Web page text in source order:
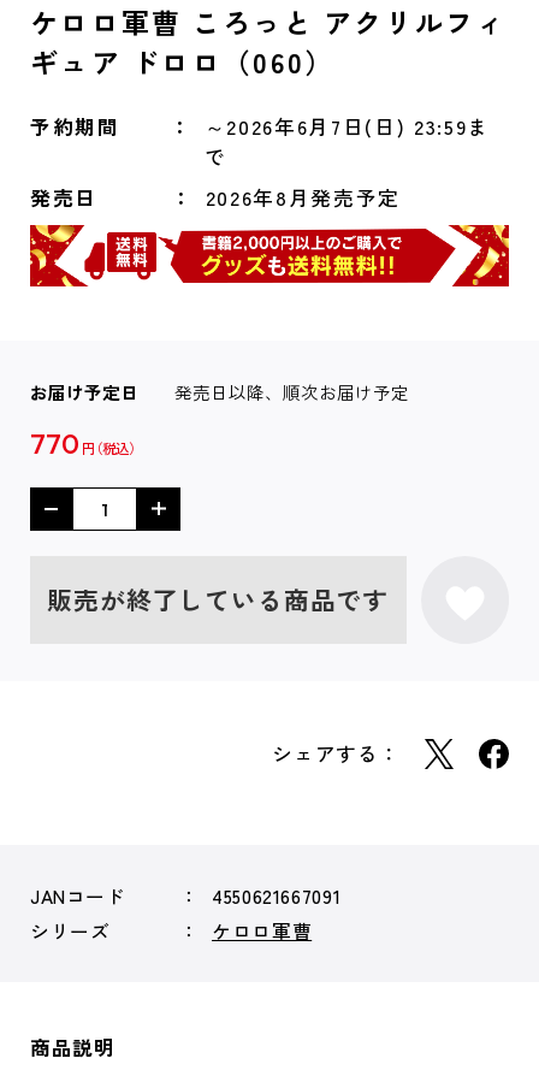
ケロロ軍曹 ころっと アクリルフィ
ギュア ドロロ（060）
予約期間
～2026年6月7日(日) 23:59ま
で
発売日
2026年8月発売予定
お届け予定日 発売日以降、順次お届け予定
770 円
販売が終了している商品です
シェアする：
JANコード
4550621667091
シリーズ
ケロロ軍曹
商品説明